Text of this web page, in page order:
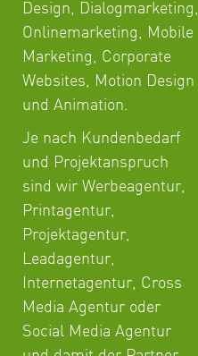
Design, Dialogmarketing,
Onlinemarketing, Mobile
Marketing, Corporate
Websites, Motion Design
und Animation.
Je nach Kundenbedarf
und Projektanspruch
sind wir Werbeagentur,
Printagentur,
Projektagentur,
Leadagentur,
Internetagentur, Cross
Media Agentur oder
Social Media Agentur